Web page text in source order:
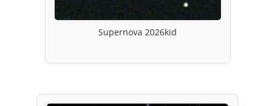
Supernova 2026kid